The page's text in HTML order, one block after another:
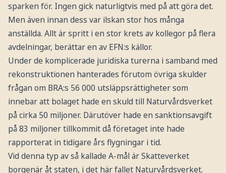
sparken för. Ingen gick naturligtvis med på att göra det.
Men även innan dess var ilskan stor hos många
anställda. Allt är spritt i en stor krets av kollegor på flera
avdelningar, berättar en av EFN:s källor.
Under de komplicerade juridiska turerna i samband med
rekonstruktionen hanterades förutom övriga skulder
frågan om BRA:s 56 000 utsläppsrättigheter som
innebar att bolaget hade en skuld till Naturvårdsverket
på cirka 50 miljoner. Därutöver hade en sanktionsavgift
på 83 miljoner tillkommit då företaget inte hade
rapporterat in tidigare års flygningar i tid.
Vid denna typ av så kallade A-mål är Skatteverket
borgenär åt staten, i det här fallet Naturvårdsverket.